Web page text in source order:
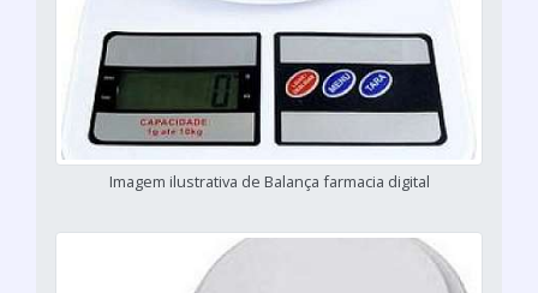
Imagem ilustrativa de Balança farmacia digital